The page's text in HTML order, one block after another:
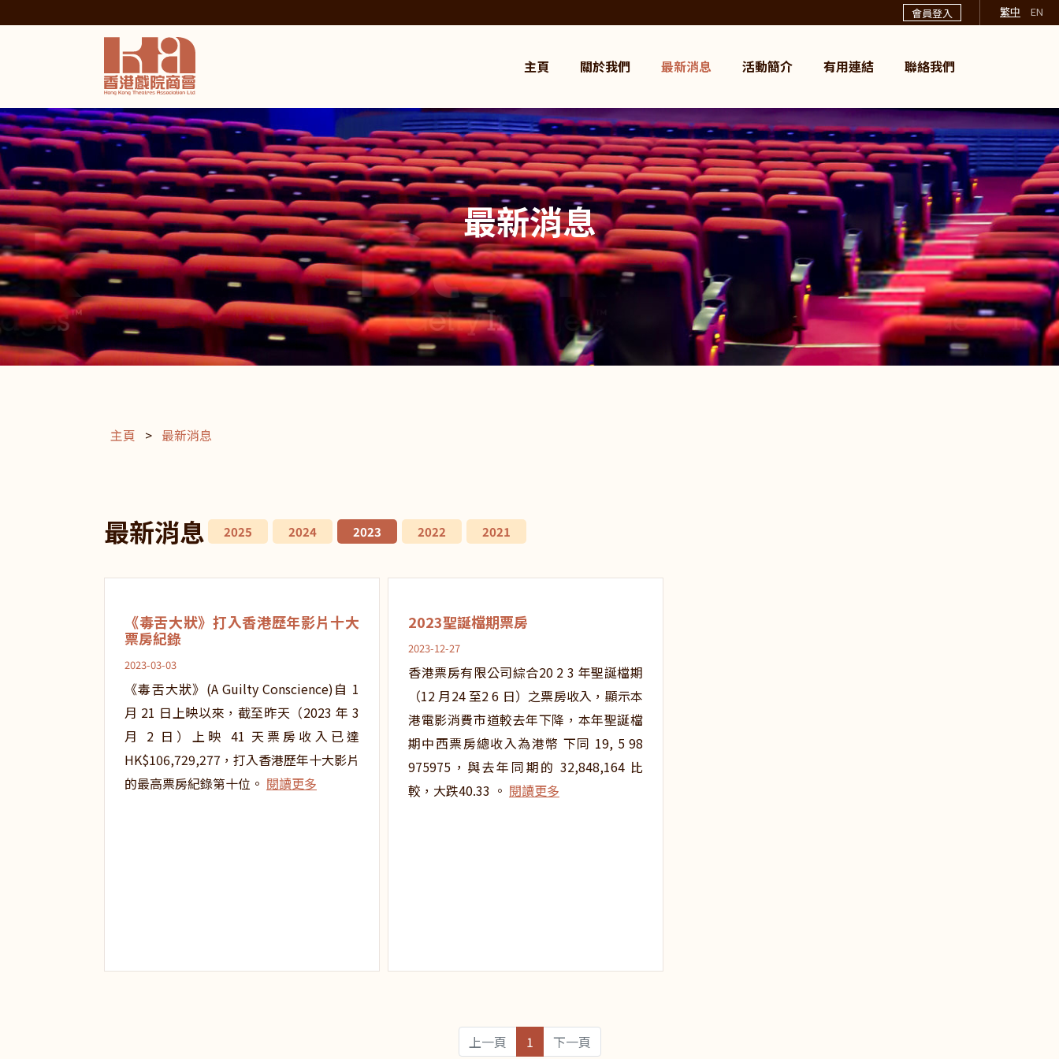
會員登入 繁中 EN
主頁 關於我們 最新消息 活動簡介 有用連結 聯絡我們
最新消息
主頁 > 最新消息
最新消息 2025 2024 2023 2022 2021
《毒舌大狀》打入香港歷年影片十大
票房紀錄
2023-03-03
《毒舌大狀》(A Guilty Conscience)自 1
月 21 日上映以來，截至昨天（2023 年 3
月 2 日）上映 41 天票房收入已達
HK$106,729,277，打入香港歷年十大影片
的最高票房紀錄第十位。 閱讀更多
2023聖誕檔期票房
2023-12-27
香港票房有限公司綜合20 2 3 年聖誕檔期
（12 月24 至2 6 日）之票房收入，顯示本
港電影消費市道較去年下降，本年聖誕檔
期中西票房總收入為港幣 下同 19, 5 98
975975，與去年同期的 32,848,164 比
較，大跌40.33 。 閱讀更多
上一頁 1 下一頁